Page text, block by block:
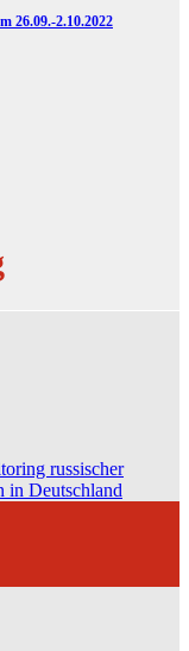
26.09.-2.10.2022
russischer
in Deutschland